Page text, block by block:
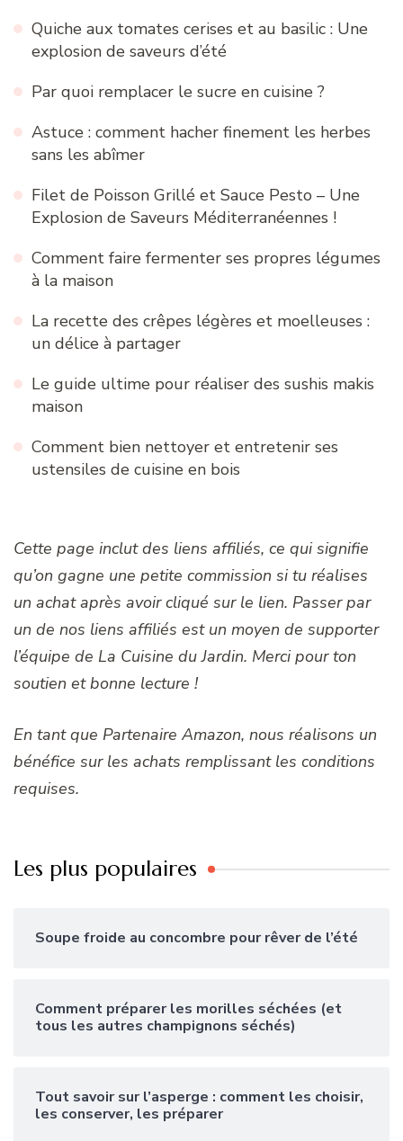
Quiche aux tomates cerises et au basilic : Une
explosion de saveurs d’été
Par quoi remplacer le sucre en cuisine ?
Astuce : comment hacher finement les herbes
sans les abîmer
Filet de Poisson Grillé et Sauce Pesto – Une
Explosion de Saveurs Méditerranéennes !
Comment faire fermenter ses propres légumes
à la maison
La recette des crêpes légères et moelleuses :
un délice à partager
Le guide ultime pour réaliser des sushis makis
maison
Comment bien nettoyer et entretenir ses
ustensiles de cuisine en bois
Cette page inclut des liens affiliés, ce qui signifie
qu’on gagne une petite commission si tu réalises
un achat après avoir cliqué sur le lien. Passer par
un de nos liens affiliés est un moyen de supporter
l’équipe de La Cuisine du Jardin. Merci pour ton
soutien et bonne lecture !
En tant que Partenaire Amazon, nous réalisons un
bénéfice sur les achats remplissant les conditions
requises.
Les plus populaires
Soupe froide au concombre pour rêver de l’été
Comment préparer les morilles séchées (et
tous les autres champignons séchés)
Tout savoir sur l’asperge : comment les choisir,
les conserver, les préparer